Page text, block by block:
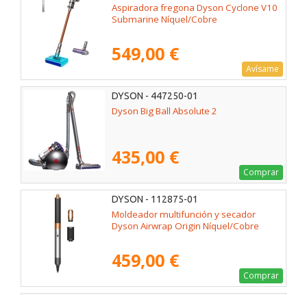
Aspiradora fregona Dyson Cyclone V10
Submarine Níquel/Cobre
549,00 €
Avísame
DYSON - 447250-01
Dyson Big Ball Absolute 2
435,00 €
Comprar
DYSON - 112875-01
Moldeador multifunción y secador
Dyson Airwrap Origin Níquel/Cobre
459,00 €
Comprar